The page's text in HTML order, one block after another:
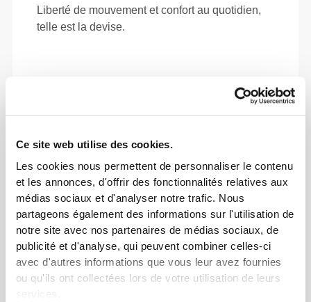
Ce site web utilise des cookies.
Les cookies nous permettent de personnaliser le contenu
et les annonces, d'offrir des fonctionnalités relatives aux
médias sociaux et d'analyser notre trafic. Nous
partageons également des informations sur l'utilisation de
notre site avec nos partenaires de médias sociaux, de
publicité et d'analyse, qui peuvent combiner celles-ci
avec d'autres informations que vous leur avez fournies
ou qu'ils ont collectées lors de votre utilisation de leurs
Liberté de mouvement et confort au quotidien,
telle est la devise.
Liberté totale de mouvement. Une coupe